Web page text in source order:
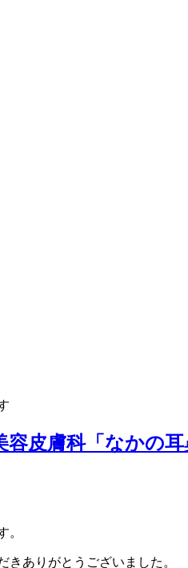
皮膚科「なかの耳
。
きありがとうございました。